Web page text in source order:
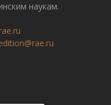
наукам.